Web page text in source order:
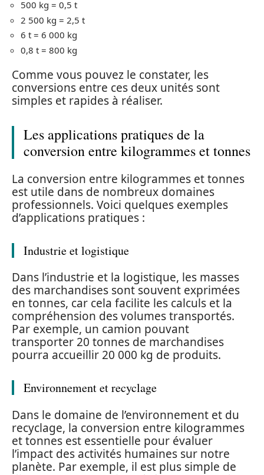
500 kg = 0,5 t
2 500 kg = 2,5 t
6 t = 6 000 kg
0,8 t = 800 kg
Comme vous pouvez le constater, les
conversions entre ces deux unités sont
simples et rapides à réaliser.
Les applications pratiques de la
conversion entre kilogrammes et tonnes
La conversion entre kilogrammes et tonnes
est utile dans de nombreux domaines
professionnels. Voici quelques exemples
d’applications pratiques :
Industrie et logistique
Dans l’industrie et la logistique, les masses
des marchandises sont souvent exprimées
en tonnes, car cela facilite les calculs et la
compréhension des volumes transportés.
Par exemple, un camion pouvant
transporter 20 tonnes de marchandises
pourra accueillir 20 000 kg de produits.
Environnement et recyclage
Dans le domaine de l’environnement et du
recyclage, la conversion entre kilogrammes
et tonnes est essentielle pour évaluer
l’impact des activités humaines sur notre
planète. Par exemple, il est plus simple de